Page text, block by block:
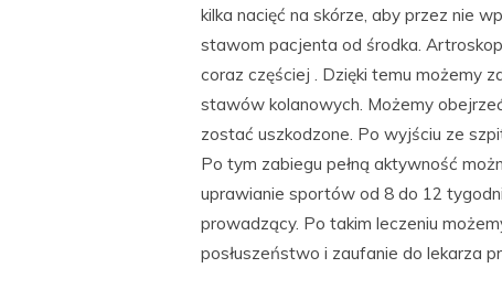
kilka nacięć na skórze, aby przez nie
stawom pacjenta od środka.
coraz częściej . Dzięki temu możemy
stawów kolanowych. Możemy
zostać uszkodzone. Po wyjściu ze
Po tym zabiegu pełną aktywność
uprawianie sportów od 8 do 12
prowadzący. Po takim leczeniu
posłuszeństwo i zaufanie do lekarza